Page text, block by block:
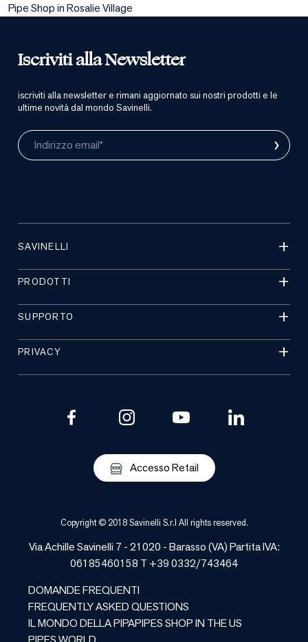
Pipe Shop in Rosalie Village
Iscriviti alla Newsletter
iscriviti alla newsletter e rimani aggiornato sui nostri prodotti e le
ultime novità dal mondo Savinelli.
Indirizzo email* ›
SAVINELLI
PRODOTTI
SUPPORTO
PRIVACY
Accesso Retail
Copyright © 2018 Savinelli S.r.l All rights reserved.
Via Achille Savinelli 7 - 21020 -Barasso(VA) Partita IVA:
06185460158 T +39 0332/743464
DOMANDE FREQUENTI
FREQUENTLY ASKED QUESTIONS
IL MONDO DELLA PIPAPIPES SHOP IN THE US